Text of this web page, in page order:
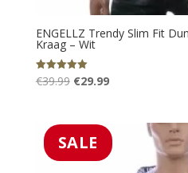
ENGELLZ Trendy Slim Fit
Kraag – Wit
Gewaardeerd
5.00
€39.99 Oorspronkelijke
€39.99.
€29.99Huidige
€29.99.
SALE